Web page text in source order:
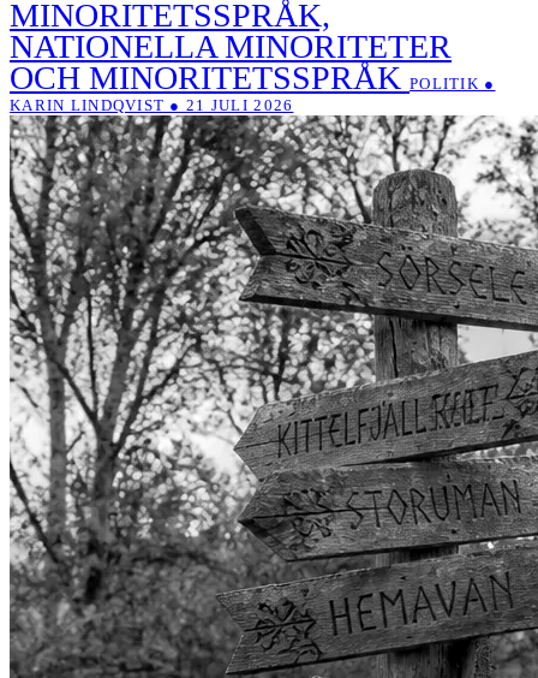
MINORITETSSPRÅK,
NATIONELLA MINORITETER
OCH MINORITETSSPRÅK POLITIK ●
KARIN LINDQVIST ● 21 JULI 2026